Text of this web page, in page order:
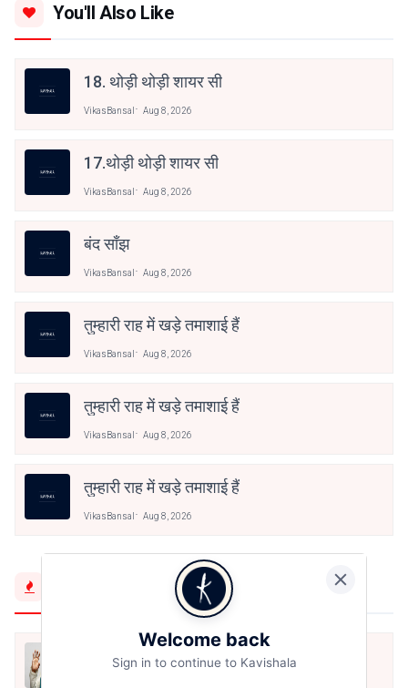
You'll Also Like
18. थोड़ी थोड़ी शायर सी
VikasBansal Aug 8, 2026
17.थोड़ी थोड़ी शायर सी
VikasBansal Aug 8, 2026
बंद साँझ
VikasBansal Aug 8, 2026
तुम्हारी राह में खड़े तमाशाई हैं
VikasBansal Aug 8, 2026
तुम्हारी राह में खड़े तमाशाई हैं
VikasBansal Aug 8, 2026
तुम्हारी राह में खड़े तमाशाई हैं
VikasBansal Aug 8, 2026
मैं शून्य पे सवार हूँ
Welcome back
Sign in to continue to Kavishala